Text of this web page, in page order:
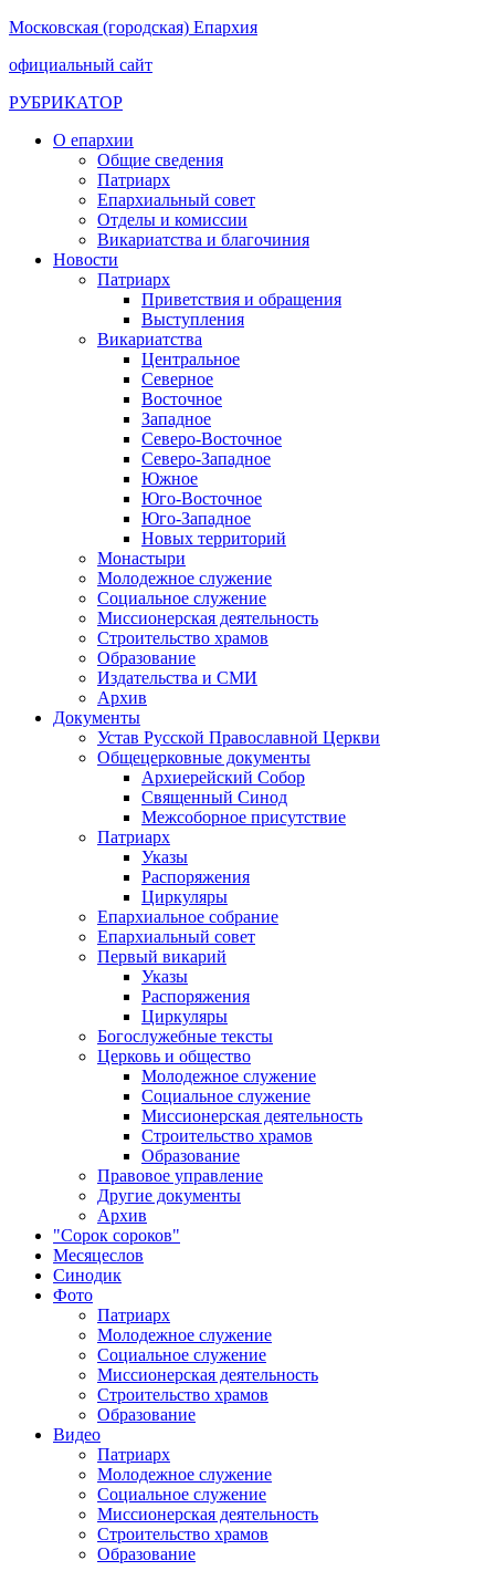
Московская (городская) Епархия
официальный сайт
РУБРИКАТОР
О епархии
Общие сведения
Патриарх
Епархиальный совет
Отделы и комиссии
Викариатства и благочиния
Новости
Патриарх
Приветствия и обращения
Выступления
Викариатства
Центральное
Северное
Восточное
Западное
Северо-Восточное
Северо-Западное
Южное
Юго-Восточное
Юго-Западное
Новых территорий
Монастыри
Молодежное служение
Социальное служение
Миссионерская деятельность
Строительство храмов
Образование
Издательства и СМИ
Архив
Документы
Устав Русской Православной Церкви
Общецерковные документы
Архиерейский Собор
Священный Синод
Межсоборное присутствие
Патриарх
Указы
Распоряжения
Циркуляры
Епархиальное собрание
Епархиальный совет
Первый викарий
Указы
Распоряжения
Циркуляры
Богослужебные тексты
Церковь и общество
Молодежное служение
Социальное служение
Миссионерская деятельность
Строительство храмов
Образование
Правовое управление
Другие документы
Архив
"Сорок сороков"
Месяцеслов
Синодик
Фото
Патриарх
Молодежное служение
Социальное служение
Миссионерская деятельность
Строительство храмов
Образование
Видео
Патриарх
Молодежное служение
Социальное служение
Миссионерская деятельность
Строительство храмов
Образование